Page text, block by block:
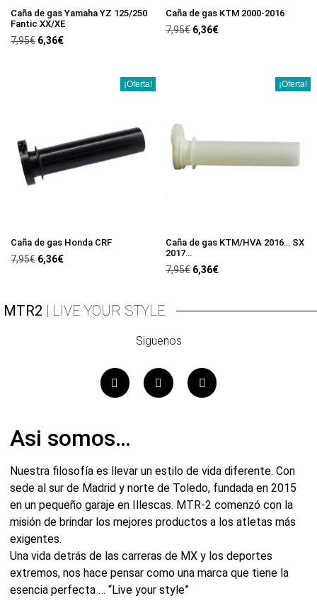
Caña de gas Yamaha YZ 125/250
Fantic XX/XE
7,95€ 6,36€
Caña de gas KTM 2000-2016
7,95€ 6,36€
¡Oferta!
Caña de gas Honda CRF
7,95€ 6,36€
¡Oferta!
Caña de gas KTM/HVA 2016… SX
2017…
7,95€ 6,36€
MTR2 | LIVE YOUR STYLE
Siguenos
Asi somos…
Nuestra filosofía es llevar un estilo de vida diferente. Con
sede al sur de Madrid y norte de Toledo, fundada en 2015
en un pequeño garaje en Illescas. MTR-2 comenzó con la
misión de brindar los mejores productos a los atletas más
exigentes.
Una vida detrás de las carreras de MX y los deportes
extremos, nos hace pensar como una marca que tiene la
esencia perfecta … “Live your style”